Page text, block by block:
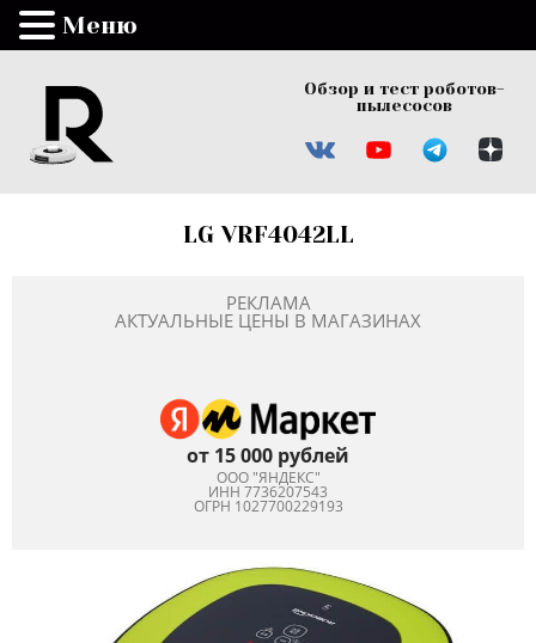
Обзор и тест роботов-
пылесосов
LG VRF4042LL
РЕКЛАМА
АКТУАЛЬНЫЕ ЦЕНЫ В МАГАЗИНАХ
от 15 000 рублей
ООО "ЯНДЕКС"
ИНН 7736207543
ОГРН 1027700229193
Меню